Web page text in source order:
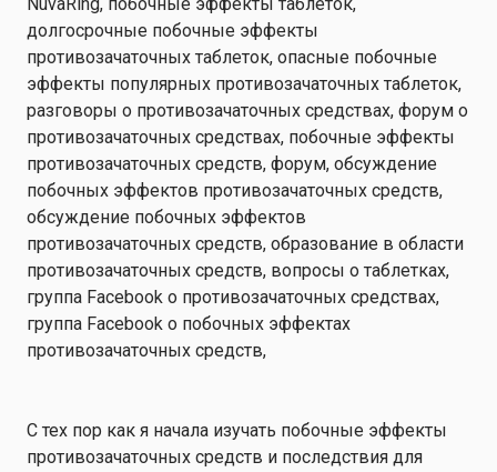
С тех пор как я начала изучать побочные эффекты
противозачаточных средств и последствия для